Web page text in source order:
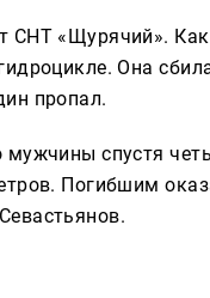
СНТ «Щурячий».
Она
пропал.
спустя
Погибшим